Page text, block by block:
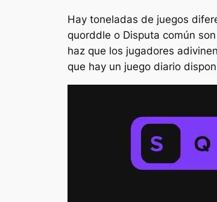
Hay toneladas de juegos
quorddle o Disputa común
haz que los jugadores
que hay un juego diario